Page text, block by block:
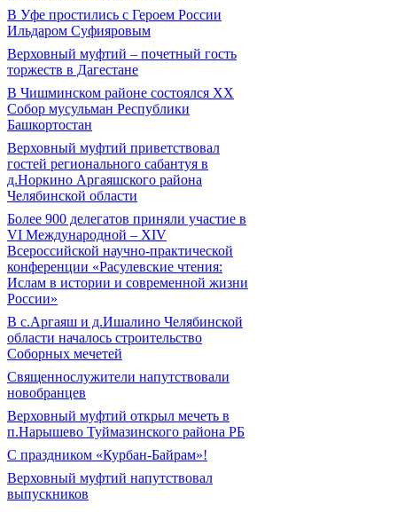
В Уфе простились с Героем России
Ильдаром Суфияровым
Верховный муфтий – почетный гость
торжеств в Дагестане
В Чишминском районе состоялся XX
Собор мусульман Республики
Башкортостан
Верховный муфтий приветствовал
гостей регионального сабантуя в
д.Норкино Аргаяшского района
Челябинской области
Более 900 делегатов приняли участие в
VI Международной – ХIV
Всероссийской научно-практической
конференции «Расулевские чтения:
Ислам в истории и современной жизни
России»
В с.Аргаяш и д.Ишалино Челябинской
области началось строительство
Соборных мечетей
Священнослужители напутствовали
новобранцев
Верховный муфтий открыл мечеть в
п.Нарышево Туймазинского района РБ
С праздником «Курбан-Байрам»!
Верховный муфтий напутствовал
выпускников